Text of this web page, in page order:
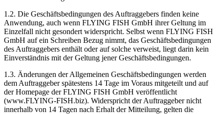
1.2. Die Geschäftsbedingungen des Auftraggebers finden keine
Anwendung, auch wenn FLYING FISH GmbH ihrer Geltung im
Einzelfall nicht gesondert widerspricht. Selbst wenn FLYING FISH
GmbH auf ein Schreiben Bezug nimmt, das Geschäftsbedingungen
des Auftraggebers enthält oder auf solche verweist, liegt darin kein
Einverständnis mit der Geltung jener Geschäftsbedingungen.
1.3. Änderungen der Allgemeinen Geschäftsbedingungen werden
dem Auftraggeber spätestens 14 Tage im Voraus mitgeteilt und auf
der Homepage der FLYING FISH GmbH veröffentlicht
(www.FLYING-FISH.biz). Widerspricht der Auftraggeber nicht
innerhalb von 14 Tagen nach Erhalt der Mitteilung, gelten die